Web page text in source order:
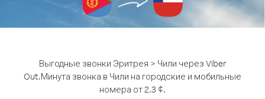
Выгодные звонки Эритрея > Чили через Viber
Out.Минута звонка в Чили на городские и мобильные
номера от 2.3 ¢.